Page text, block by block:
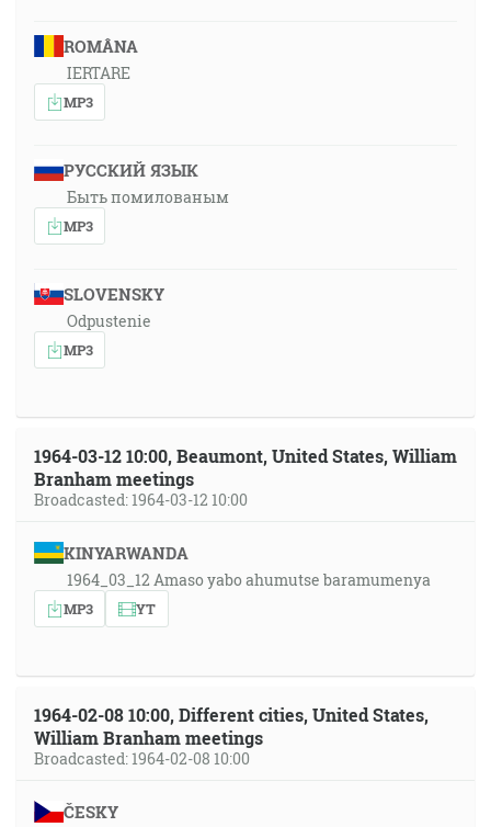
ROMÂNA
IERTARE
MP3
РУССКИЙ ЯЗЫК
Быть помилованым
MP3
SLOVENSKY
Odpustenie
MP3
1964-03-12 10:00, Beaumont, United States, William
Branham meetings
Broadcasted: 1964-03-12 10:00
KINYARWANDA
1964_03_12 Amaso yabo ahumutse baramumenya
MP3 YT
1964-02-08 10:00, Different cities, United States,
William Branham meetings
Broadcasted: 1964-02-08 10:00
ČESKY